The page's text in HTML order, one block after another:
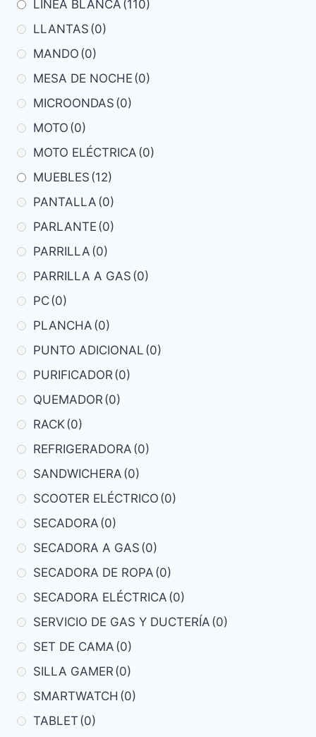
LINEA BLANCA (110)
LLANTAS (0)
MANDO (0)
MESA DE NOCHE (0)
MICROONDAS (0)
MOTO (0)
MOTO ELÉCTRICA (0)
MUEBLES (12)
PANTALLA (0)
PARLANTE (0)
PARRILLA (0)
PARRILLA A GAS (0)
PC(0)
PLANCHA (0)
PUNTO ADICIONAL (0)
PURIFICADOR (0)
QUEMADOR (0)
RACK(0)
REFRIGERADORA (0)
SANDWICHERA (0)
SCOOTER ELÉCTRICO (0)
SECADORA (0)
SECADORA A GAS (0)
SECADORA DE ROPA (0)
SECADORA ELÉCTRICA (0)
SERVICIO DE GAS Y DUCTERÍA (0)
SET DE CAMA (0)
SILLA GAMER (0)
SMARTWATCH (0)
TABLET (0)